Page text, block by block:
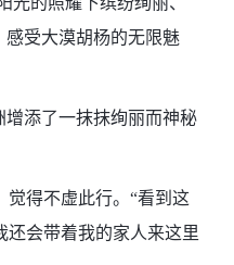
感受大漠胡杨的无限魅
添了一抹抹绚丽而神秘
得不虚此行。“看到这
还会带着我的家人来这里